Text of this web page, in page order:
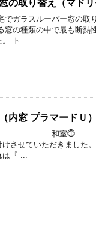
取り替え（マドリ
でガラスルーバー窓の取
窓の種類の中で最も断熱
ト ...
窓 プラマードＵ）
内窓 和
させていただきました
『 ...